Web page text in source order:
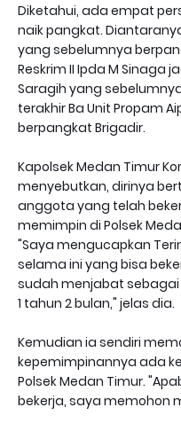
Diketahui, ada empat
naik pangkat.
yang sebelumnya
Reskrim II Ipda M Sinaga
Saragih yang
terakhir Ba Unit Propam
berpangkat Brigadir.
Kapolsek Medan Timur
menyebutkan, dirinya
anggota yang telah
memimpin di Polsek
"Saya mengucapkan
selama ini yang bisa
sudah menjabat sebagai
1 tahun 2 bulan," jelas dia.
Kemudian ia sendiri
kepemimpinannya ada
Polsek Medan Timur.
bekerja, saya memohon